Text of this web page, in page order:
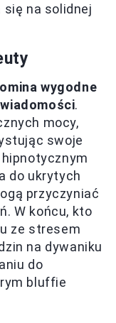
na solidnej
wygodne
.
mocy,
swoje
do ukrytych
przyczyniać
W końcu, kto
ze stresem
na dywaniku
do
bluffie